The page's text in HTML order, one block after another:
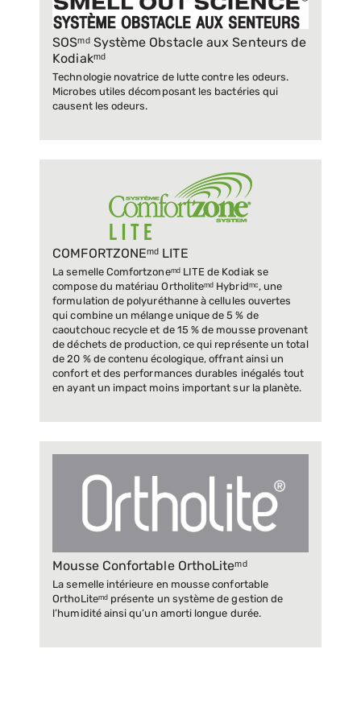
SOSᵐᵈ Système Obstacle aux Senteurs de
Kodiakᵐᵈ
Technologie novatrice de lutte contre les odeurs.
Microbes utiles décomposant les bactéries qui
causent les odeurs.
COMFORTZONEᵐᵈ LITE
La semelle Comfortzoneᵐᵈ LITE de Kodiak se
compose du matériau Ortholiteᵐᵈ Hybridᵐᶜ, une
formulation de polyuréthanne à cellules ouvertes
qui combine un mélange unique de 5 % de
caoutchouc recycle et de 15 % de mousse provenant
de déchets de production, ce qui représente un total
de 20 % de contenu écologique, offrant ainsi un
confort et des performances durables inégalés tout
en ayant un impact moins important sur la planète.
Mousse Confortable OrthoLiteᵐᵈ
La semelle intérieure en mousse confortable
OrthoLiteᵐᵈ présente un système de gestion de
l’humidité ainsi qu’un amorti longue durée.